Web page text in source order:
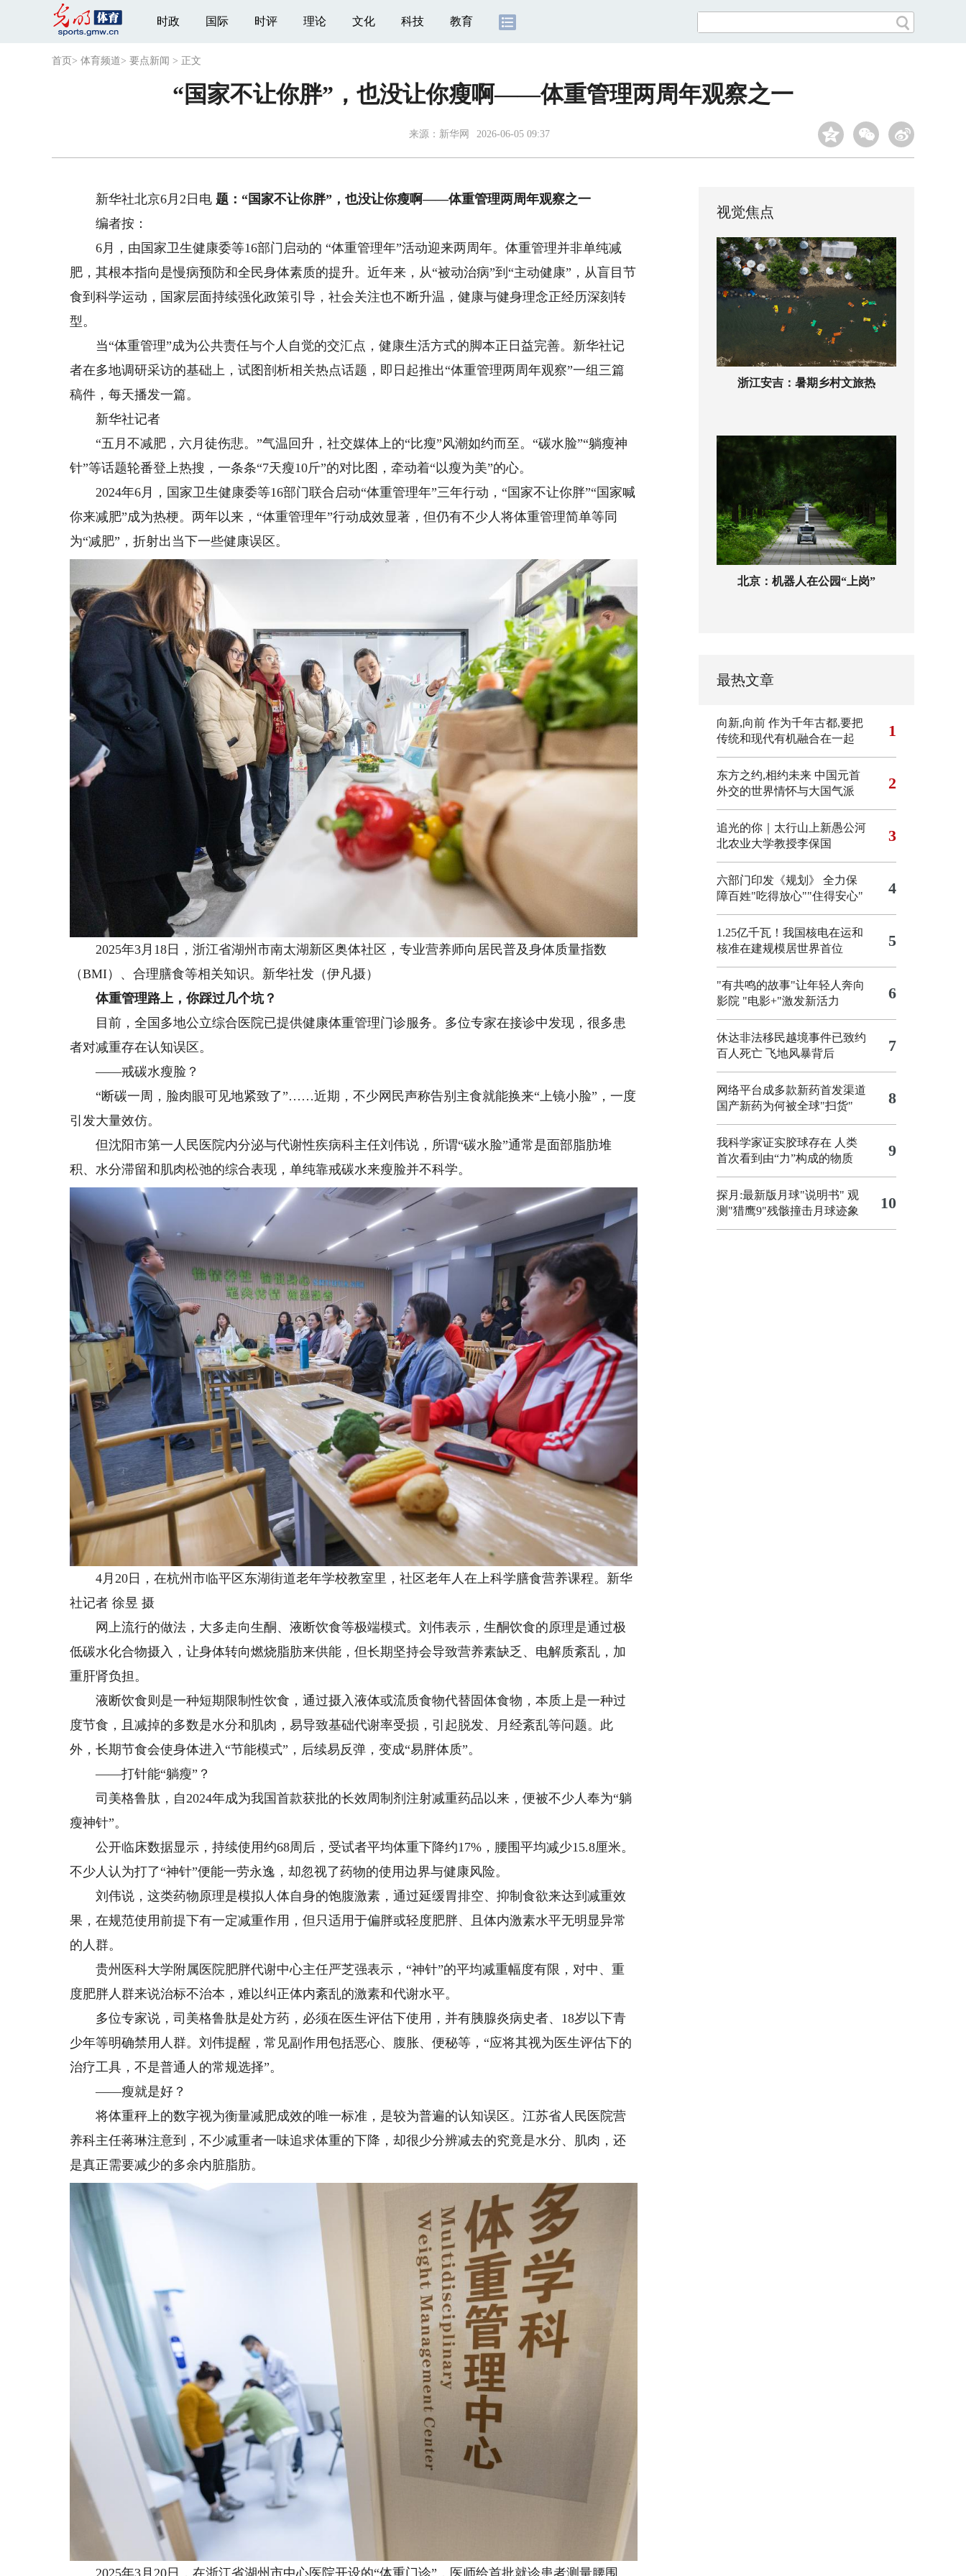
时政 国际 时评 理论 文化 科技 教育
首页 > 体育频道> 要点新闻 > 正文
“国家不让你胖”，也没让你瘦啊——体重管理两周年观察之一
来源： 新华网 2026-06-05 09:37
新华社北京6月2日电题：“国家不让你胖”，也没让你瘦啊——体重管理两周年观察之一
编者按：
6月，由国家卫生健康委等16部门启动的 “体重管理年”活动迎来两周年。体重管理并非单纯减
肥，其根本指向是慢病预防和全民身体素质的提升。近年来，从“被动治病”到“主动健康”，从盲目节
食到科学运动，国家层面持续强化政策引导，社会关注也不断升温，健康与健身理念正经历深刻转
型。
当“体重管理”成为公共责任与个人自觉的交汇点，健康生活方式的脚本正日益完善。新华社记
者在多地调研采访的基础上，试图剖析相关热点话题，即日起推出“体重管理两周年观察”一组三篇
稿件，每天播发一篇。
新华社记者
“五月不减肥，六月徒伤悲。”气温回升，社交媒体上的“比瘦”风潮如约而至。“碳水脸”“躺瘦神
针”等话题轮番登上热搜，一条条“7天瘦10斤”的对比图，牵动着“以瘦为美”的心。
2024年6月，国家卫生健康委等16部门联合启动“体重管理年”三年行动，“国家不让你胖”“国家喊
你来减肥”成为热梗。两年以来，“体重管理年”行动成效显著，但仍有不少人将体重管理简单等同
为“减肥”，折射出当下一些健康误区。
2025年3月18日，浙江省湖州市南太湖新区奥体社区，专业营养师向居民普及身体质量指数
（BMI）、合理膳食等相关知识。新华社发（伊凡摄）
体重管理路上，你踩过几个坑？
目前，全国多地公立综合医院已提供健康体重管理门诊服务。多位专家在接诊中发现，很多患
者对减重存在认知误区。
——戒碳水瘦脸？
“断碳一周，脸肉眼可见地紧致了”……近期，不少网民声称告别主食就能换来“上镜小脸”，一度
引发大量效仿。
但沈阳市第一人民医院内分泌与代谢性疾病科主任刘伟说，所谓“碳水脸”通常是面部脂肪堆
积、水分滞留和肌肉松弛的综合表现，单纯靠戒碳水来瘦脸并不科学。
4月20日，在杭州市临平区东湖街道老年学校教室里，社区老年人在上科学膳食营养课程。新华
社记者 徐昱 摄
网上流行的做法，大多走向生酮、液断饮食等极端模式。刘伟表示，生酮饮食的原理是通过极
低碳水化合物摄入，让身体转向燃烧脂肪来供能，但长期坚持会导致营养素缺乏、电解质紊乱，加
重肝肾负担。
液断饮食则是一种短期限制性饮食，通过摄入液体或流质食物代替固体食物，本质上是一种过
度节食，且减掉的多数是水分和肌肉，易导致基础代谢率受损，引起脱发、月经紊乱等问题。此
外，长期节食会使身体进入“节能模式”，后续易反弹，变成“易胖体质”。
——打针能“躺瘦”？
司美格鲁肽，自2024年成为我国首款获批的长效周制剂注射减重药品以来，便被不少人奉为“躺
瘦神针”。
公开临床数据显示，持续使用约68周后，受试者平均体重下降约17%，腰围平均减少15.8厘米。
不少人认为打了“神针”便能一劳永逸，却忽视了药物的使用边界与健康风险。
刘伟说，这类药物原理是模拟人体自身的饱腹激素，通过延缓胃排空、抑制食欲来达到减重效
果，在规范使用前提下有一定减重作用，但只适用于偏胖或轻度肥胖、且体内激素水平无明显异常
的人群。
贵州医科大学附属医院肥胖代谢中心主任严芝强表示，“神针”的平均减重幅度有限，对中、重
度肥胖人群来说治标不治本，难以纠正体内紊乱的激素和代谢水平。
多位专家说，司美格鲁肽是处方药，必须在医生评估下使用，并有胰腺炎病史者、18岁以下青
少年等明确禁用人群。刘伟提醒，常见副作用包括恶心、腹胀、便秘等，“应将其视为医生评估下的
治疗工具，不是普通人的常规选择”。
——瘦就是好？
将体重秤上的数字视为衡量减肥成效的唯一标准，是较为普遍的认知误区。江苏省人民医院营
养科主任蒋琳注意到，不少减重者一味追求体重的下降，却很少分辨减去的究竟是水分、肌肉，还
是真正需要减少的多余内脏脂肪。
视觉焦点
浙江安吉：暑期乡村文旅热
北京：机器人在公园“上岗”
最热文章
向新,向前 作为千年古都,要把
传统和现代有机融合在一起
1
东方之约,相约未来 中国元首
外交的世界情怀与大国气派
2
追光的你｜太行山上新愚公河
北农业大学教授李保国
3
六部门印发《规划》 全力保
障百姓"吃得放心""住得安心"
4
1.25亿千瓦！我国核电在运和
核准在建规模居世界首位
5
"有共鸣的故事"让年轻人奔向
影院 "电影+"激发新活力 6
休达非法移民越境事件已致约
百人死亡 飞地风暴背后 7
网络平台成多款新药首发渠道
国产新药为何被全球"扫货"
8
我科学家证实胶球存在 人类
首次看到由“力”构成的物质
9
探月:最新版月球"说明书" 观
测"猎鹰9"残骸撞击月球迹象
10